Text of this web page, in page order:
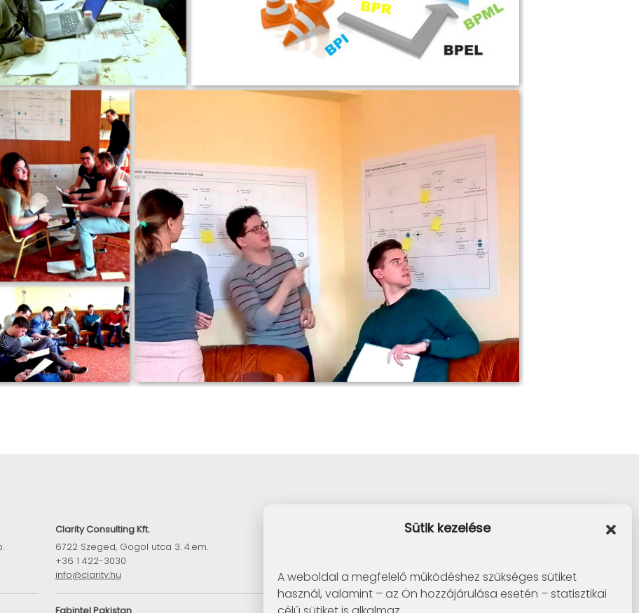
Sütik kezelése
A weboldal a megfelelő működéshez szükséges sütiket
használ, valamint – az Ön hozzájárulása esetén – statisztikai
Clarity Consulting Kft.
6722 Szeged, Gogol utca 3. 4.em.
+36 1 422-3030
info@clarity.hu